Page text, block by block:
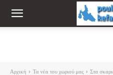
Αρχική Τα νέα του χωριού μας
Στα